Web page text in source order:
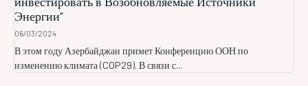
Энергии”
06/03/2024
В этом году Азербайджан примет Конференцию ООН по
изменению климата (COP29). В связи с...